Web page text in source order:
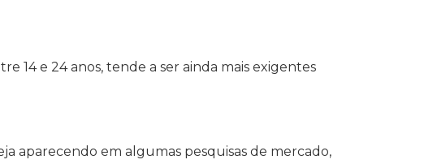
14 e 24 anos, tende a ser ainda mais exigentes
aparecendo em algumas pesquisas de mercado,